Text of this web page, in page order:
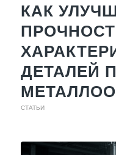
КАК
ДЕТАЛЕЙ
СТАТЬИ